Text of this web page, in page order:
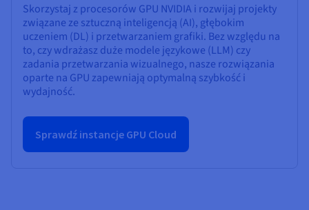
Skorzystaj z procesorów GPU NVIDIA i rozwijaj projekty
związane ze sztuczną inteligencją (AI), głębokim
uczeniem (DL) i przetwarzaniem grafiki. Bez względu na
to, czy wdrażasz duże modele językowe (LLM) czy
zadania przetwarzania wizualnego, nasze rozwiązania
oparte na GPU zapewniają optymalną szybkość i
wydajność.
Sprawdź instancje GPU Cloud